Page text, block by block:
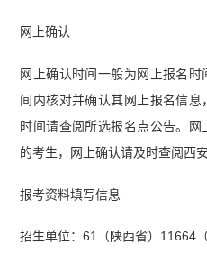
网上确认
网上确认时间一般为网上报名
间内核对并确认其网上报名信
时间请查阅所选报名点公告。
的考生，网上确认请及时查阅西
报考资料填写信息
招生单位：61（陕西省）11664